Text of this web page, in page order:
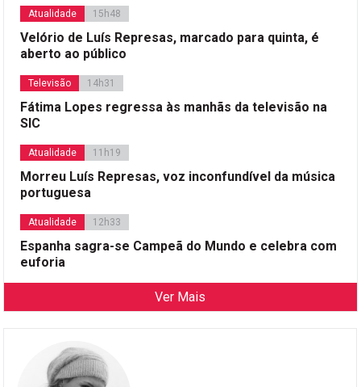
Atualidade 15h48
Velório de Luís Represas, marcado para quinta, é
aberto ao público
Televisão 14h31
Fátima Lopes regressa às manhãs da televisão na
SIC
Atualidade 11h19
Morreu Luís Represas, voz inconfundível da música
portuguesa
Atualidade 12h33
Espanha sagra-se Campeã do Mundo e celebra com
euforia
Ver Mais